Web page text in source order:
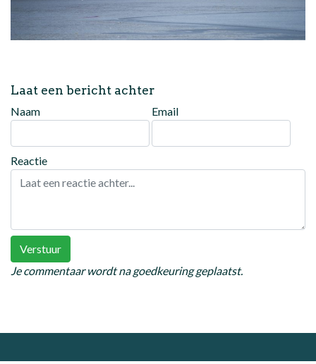
Laat een bericht achter
Naam Email
Reactie
Verstuur
Je commentaar wordt na goedkeuring geplaatst.